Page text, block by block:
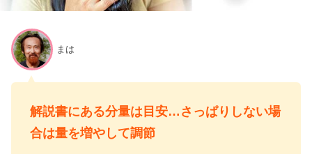
まは
解説書にある分量は目安…さっぱりしない場
合は量を増やして調節